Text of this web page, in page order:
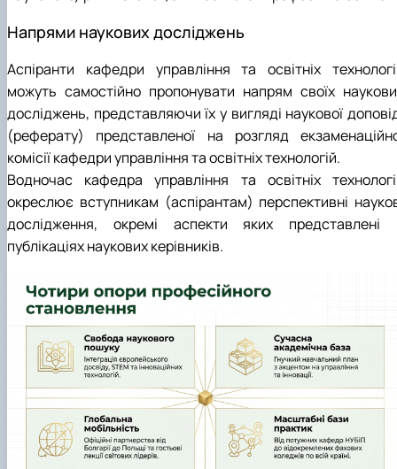
Напрями наукових досліджень
Аспіранти кафедри управління та освітніх
можуть самостійно пропонувати напрям своїх
досліджень, представляючи їх у вигляді наукової
(реферату) представленої на розгляд
комісії кафедри управління та освітніх технологій.
Водночас кафедра управління та освітніх
окреслює вступникам (аспірантам) перспективні
дослідження, окремі аспекти яких представлені
публікаціях наукових керівників.